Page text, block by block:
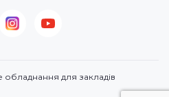
для закладів